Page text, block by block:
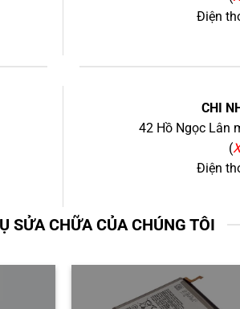
Điện
CHI
42 Hồ Ngọc Lân
(
Điện
SỬA CHỮA CỦA CHÚNG TÔI